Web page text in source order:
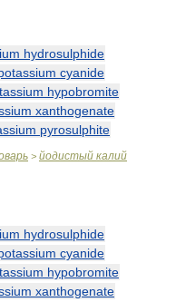
hydrosulphide
cyanide
hypobromite
xanthogenate
pyrosulphite
> йодистый калий
hydrosulphide
cyanide
hypobromite
xanthogenate